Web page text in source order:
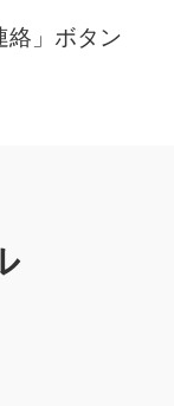
絡」ボタン